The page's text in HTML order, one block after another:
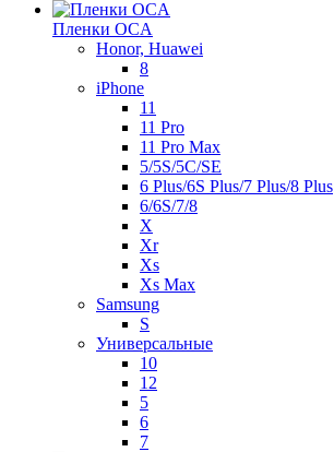
Пленки OCA
Honor, Huawei
8
iPhone
11
11 Pro
11 Pro Max
5/5S/5C/SE
6 Plus/6S Plus/7 Plus/8 Plus
6/6S/7/8
X
Xr
Xs
Xs Max
Samsung
S
Универсальные
10
12
5
6
7